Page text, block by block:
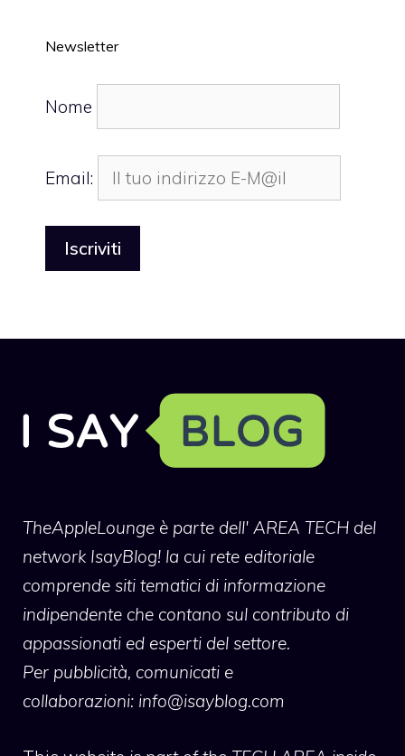
Newsletter
Nome
Email:
TheAppleLounge è parte dell' AREA TECH del
network IsayBlog! la cui rete editoriale
comprende siti tematici di informazione
indipendente che contano sul contributo di
appassionati ed esperti del settore.
Per pubblicità, comunicati e
collaborazioni: info@isayblog.com